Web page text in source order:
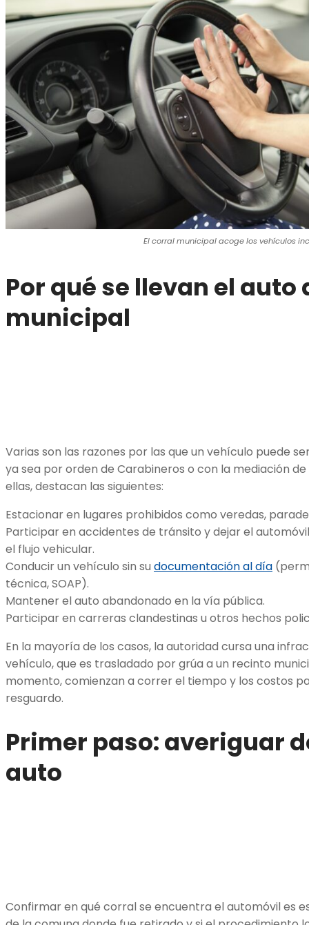
El corral municipal acoge los vehículos
Por qué se llevan el auto
municipal
Varias son las razones por las que un vehículo puede
ya sea por orden de Carabineros o con la mediación
ellas, destacan las siguientes:
Estacionar en lugares prohibidos como veredas,
Participar en accidentes de tránsito y dejar el
el flujo vehicular.
Conducir un vehículo sin su documentación al día
técnica, SOAP).
Mantener el auto abandonado en la vía pública.
Participar en carreras clandestinas u otros hechos
En la mayoría de los casos, la autoridad cursa una
vehículo, que es trasladado por grúa a un recinto
momento, comienzan a correr el tiempo y los costos
resguardo.
Primer paso: averiguar
auto
Confirmar en qué corral se encuentra el automóvil es